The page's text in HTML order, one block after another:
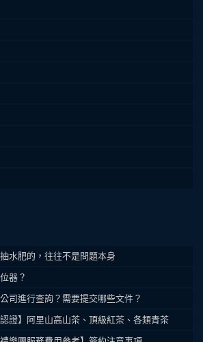
水肥的，往往不是問題本身
器？
司進行查詢？需要提交哪些文件？
認證】阿里山高山茶、頂級紅茶、各類青茶